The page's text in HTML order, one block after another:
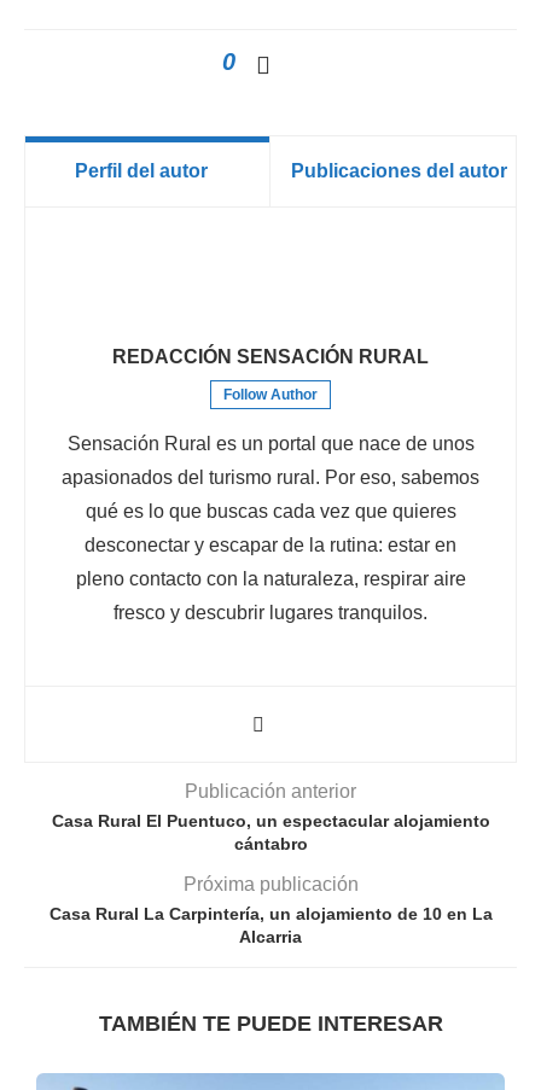
0
Perfil del autor Publicaciones del autor
REDACCIÓN SENSACIÓN RURAL
Follow Author
Sensación Rural es un portal que nace de unos
apasionados del turismo rural. Por eso, sabemos
qué es lo que buscas cada vez que quieres
desconectar y escapar de la rutina: estar en
pleno contacto con la naturaleza, respirar aire
fresco y descubrir lugares tranquilos.
Publicación anterior
Casa Rural El Puentuco, un espectacular alojamiento
cántabro
Próxima publicación
Casa Rural La Carpintería, un alojamiento de 10 en La
Alcarria
TAMBIÉN TE PUEDE INTERESAR